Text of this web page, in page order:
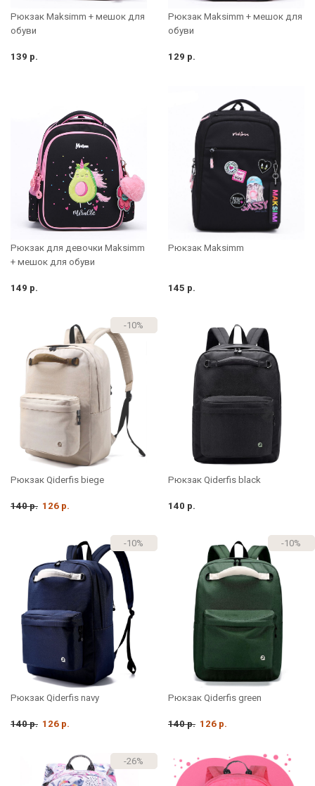
Рюкзак Maksimm + мешок для
обуви
139 р.
Рюкзак Maksimm + мешок для
обуви
129 р.
Рюкзак для девочки Maksimm
+ мешок для обуви
149 р.
Рюкзак Maksimm
145 р.
-10%
Рюкзак Qiderfis biege
140 р. 126 р.
Рюкзак Qiderfis black
140 р.
-10%
Рюкзак Qiderfis navy
140 р. 126 р.
-10%
Рюкзак Qiderfis green
140 р. 126 р.
-26%